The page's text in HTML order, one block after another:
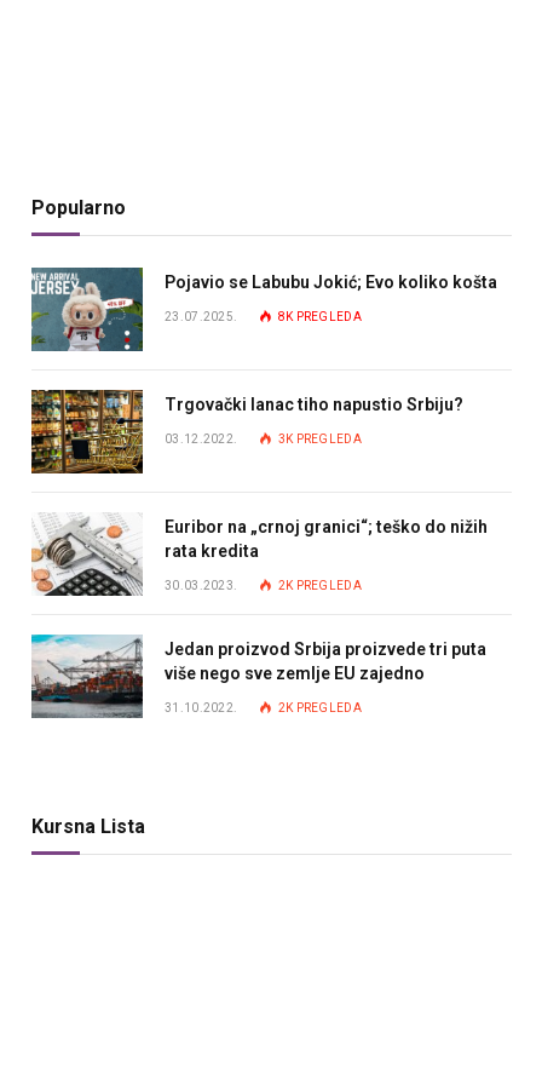
Popularno
Pojavio se Labubu Jokić; Evo koliko košta
23.07.2025. 8K PREGLEDA
Trgovački lanac tiho napustio Srbiju?
03.12.2022. 3K PREGLEDA
Euribor na „crnoj granici“; teško do nižih
rata kredita
30.03.2023. 2K PREGLEDA
Jedan proizvod Srbija proizvede tri puta
više nego sve zemlje EU zajedno
31.10.2022. 2K PREGLEDA
Kursna Lista